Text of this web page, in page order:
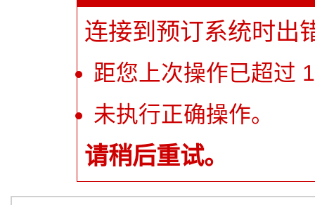
连接到预订系统时出
距您上次操作已超过
未执行正确操作。
请稍后重试。